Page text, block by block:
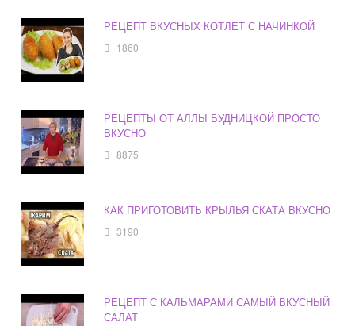
РЕЦЕПТ ВКУСНЫХ КОТЛЕТ С НАЧИНКОЙ
1860
РЕЦЕПТЫ ОТ АЛЛЫ БУДНИЦКОЙ ПРОСТО
ВКУСНО
8875
КАК ПРИГОТОВИТЬ КРЫЛЬЯ СКАТА ВКУСНО
3190
РЕЦЕПТ С КАЛЬМАРАМИ САМЫЙ ВКУСНЫЙ
САЛАТ